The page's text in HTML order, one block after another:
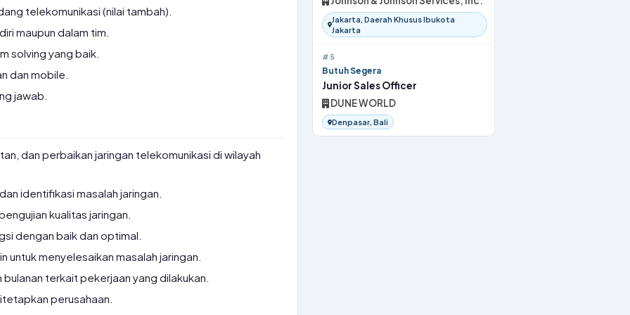
telekomunikasi (nilai tambah).
maupun dalam tim.
solving yang baik.
dan mobile.
jawab.
dan perbaikan jaringan telekomunikasi di wilayah
identifikasi masalah jaringan.
kualitas jaringan.
dengan baik dan optimal.
untuk menyelesaikan masalah jaringan.
terkait pekerjaan yang dilakukan.
perusahaan.
Jakarta, Daerah Khusus Ibukota
Jakarta
#5
Butuh Segera
Junior Sales Officer
DUNE WORLD
Denpasar, Bali